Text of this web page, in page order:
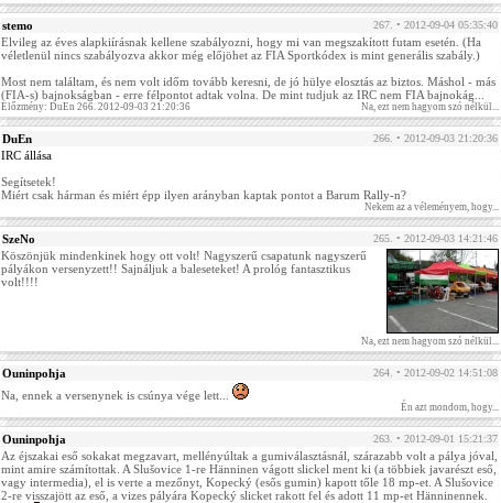
stemo 267. • 2012-09-04 05:35:40
Elvileg az éves alapkiírásnak kellene szabályozni, hogy mi van megszakított futam esetén. (Ha
véletlenül nincs szabályozva akkor még előjöhet az FIA Sportkódex is mint generális szabály.)
Most nem találtam, és nem volt időm tovább keresni, de jó hülye elosztás az biztos. Máshol - más
(FIA-s) bajnokságban - erre félpontot adtak volna. De mint tudjuk az IRC nem FIA bajnokág...
Előzmény: DuEn 266. 2012-09-03 21:20:36 Na, ezt nem hagyom szó nélkül...
DuEn 266. • 2012-09-03 21:20:36
IRC állása
Segítsetek!
Miért csak hárman és miért épp ilyen arányban kaptak pontot a Barum Rally-n?
Nekem az a véleményem, hogy...
SzeNo 265. • 2012-09-03 14:21:46
Köszönjük mindenkinek hogy ott volt! Nagyszerű csapatunk nagyszerű
pályákon versenyzett!! Sajnáljuk a baleseteket! A prológ fantasztikus
volt!!!!
Na, ezt nem hagyom szó nélkül...
Ouninpohja 264. • 2012-09-02 14:51:08
Na, ennek a versenynek is csúnya vége lett...
Én azt mondom, hogy...
Ouninpohja 263. • 2012-09-01 15:21:37
Az éjszakai eső sokakat megzavart, mellényúltak a gumiválasztásnál, szárazabb volt a pálya jóval,
mint amire számítottak. A Slušovice 1-re Hänninen vágott slickel ment ki (a többiek javarészt eső,
vagy intermedia), el is verte a mezőnyt, Kopecký (esős gumin) kapott tőle 18 mp-et. A Slušovice
2-re visszajött az eső, a vizes pályára Kopecký slicket rakott fel és adott 11 mp-et Hänninennek.